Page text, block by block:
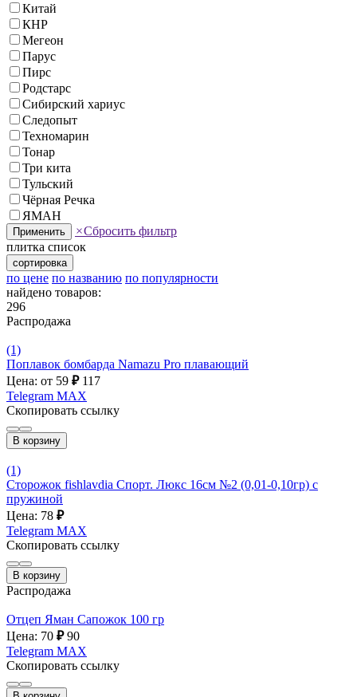
Китай
КНР
Мегеон
Парус
Пирс
Родстарс
Сибирский хариус
Следопыт
Техномарин
Тонар
Три кита
Тульский
Чёрная Речка
ЯМАН
Применить ×Сбросить фильтр
плитка список
сортировка
по цене по названию по популярности
найдено товаров:
296
Распродажа
(1)
Поплавок бомбарда Namazu Pro плавающий
Цена: от 59 ₽ 117
Telegram MAX
Скопировать ссылку
В корзину
(1)
Сторожок fishlavdia Спорт. Люкс 16см №2 (0,01-0,10гр) с
пружиной
Цена: 78 ₽
Telegram MAX
Скопировать ссылку
В корзину
Распродажа
Отцеп Яман Сапожок 100 гр
Цена: 70 ₽ 90
Telegram MAX
Скопировать ссылку